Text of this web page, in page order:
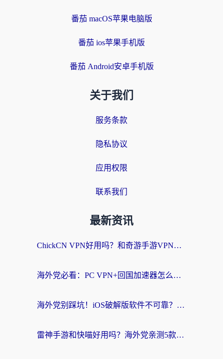
番茄 macOS苹果电脑版
番茄 ios苹果手机版
番茄 Android安卓手机版
关于我们
服务条款
隐私协议
应用权限
联系我们
最新资讯
ChickCN VPN好用吗？和奇游手游VPN对比哪个回国效果更好？海外党亲测实用指南
海外党必看：PC VPN+回国加速器怎么选？无缝访问国内资源全攻略
海外党别踩坑！iOS破解版软件不可靠？教你选对回国加速器无缝看国内资源
雷神手游和快喵好用吗？海外党亲测5款回国加速器，附斧牛Bling对比+微信视频号解决办法